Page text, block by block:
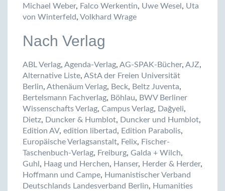
Michael Weber, Falco Werkentin, Uwe Wesel , Uta
von Winterfeld, Volkhard Wrage
Nach Verlag
ABL Verlag, Agenda-Verlag, AG-SPAK-Bücher, AJZ,
Alternative Liste, AStA der Freien Universität
Berlin, Athenäum Verlag, Beck, Beltz Juventa,
Bertelsmann Fachverlag, Böhlau, BWV Berliner
Wissenschafts Verlag, Campus Verlag, Dağyeli,
Dietz, Duncker & Humblot, Duncker und Humblot,
Edition AV, edition libertad, Edition Parabolis,
Europäische Verlagsanstalt, Felix, Fischer-
Taschenbuch-Verlag, Freiburg, Galda + Wilch,
Guhl , Haag und Herchen, Hanser, Herder & Herder,
Hoffmann und Campe, Humanistischer Verband
Deutschlands Landesverband Berlin, Humanities